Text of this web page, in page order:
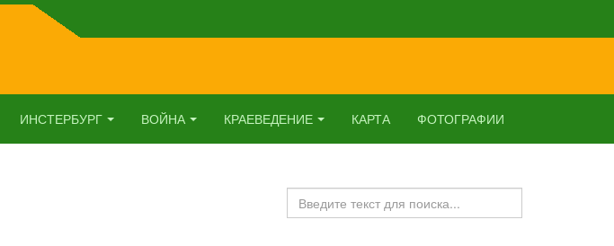
ИНСТЕРБУРГ ВОЙНА КРАЕВЕДЕНИЕ КАРТА ФОТОГРАФИИ
Искать...